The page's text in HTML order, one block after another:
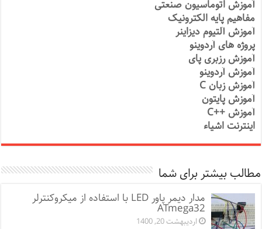
آموزش اتوماسیون صنعتی
مفاهیم پایه الکترونیک
آموزش آلتیوم دیزاینر
پروژه های آردوینو
آموزش رزبری پای
آموزش آردوینو
آموزش زبان C
آموزش پایتون
آموزش ++C
اینترنت اشیاء
مطالب بیشتر برای شما
مدار دیمر پاور LED با استفاده از میکروکنترلر
ATmega32
اردیبهشت 20, 1400